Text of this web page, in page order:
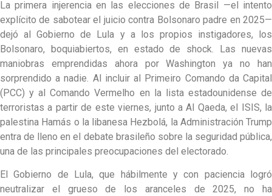
La primera injerencia en las elecciones de Brasil —el intento
explícito de sabotear el juicio contra Bolsonaro padre en 2025—
dejó al Gobierno de Lula y a los propios instigadores, los
Bolsonaro, boquiabiertos, en estado de shock. Las nuevas
maniobras emprendidas ahora por Washington ya no han
sorprendido a nadie. Al incluir al Primeiro Comando da Capital
(PCC) y al Comando Vermelho en la lista estadounidense de
terroristas a partir de este viernes, junto a Al Qaeda, el ISIS, la
palestina Hamás o la libanesa Hezbolá, la Administración Trump
entra de lleno en el debate brasileño sobre la seguridad pública,
una de las principales preocupaciones del electorado.
El Gobierno de Lula, que hábilmente y con paciencia logró
neutralizar el grueso de los aranceles de 2025, no ha